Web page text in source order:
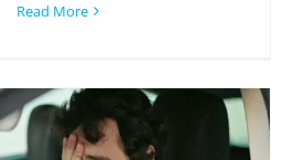
Read More